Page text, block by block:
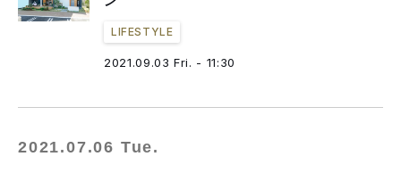
LIFESTYLE
2021.09.03 Fri. - 11:30
2021.07.06 Tue.